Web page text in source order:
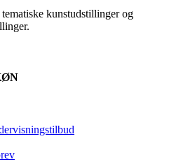
kunstudstillinger og